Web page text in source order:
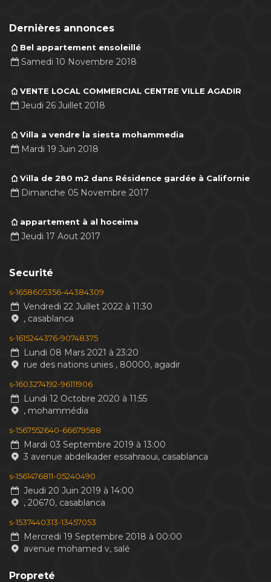
Dernières annonces
Bel appartement ensoleillé
Samedi 10 Novembre 2018
VENTE LOCAL COMMERCIAL CENTRE VILLE AGADIR
Jeudi 26 Juillet 2018
Villa a vendre la siesta mohammedia
Mardi 19 Juin 2018
Villa de 280 m2 dans Résidence gardée à Californie
Dimanche 05 Novembre 2017
appartement à al hoceima
Jeudi 17 Aout 2017
Securité
s-1658605356-44384309
Vendredi 22 Juillet 2022 à 11:30
, casablanca
s-1615244376-90748375
Lundi 08 Mars 2021 à 23:20
rue des nations unies , 80000, agadir
s-1603274192-96111906
Lundi 12 Octobre 2020 à 11:55
, mohammédia
s-1567552640-66679588
Mardi 03 Septembre 2019 à 13:00
3 avenue abdelkader essahraoui, casablanca
s-1561476811-05240490
Jeudi 20 Juin 2019 à 14:00
, 20670, casablanca
s-1537440313-13457053
Mercredi 19 Septembre 2018 à 00:00
avenue mohamed v, salé
Propreté